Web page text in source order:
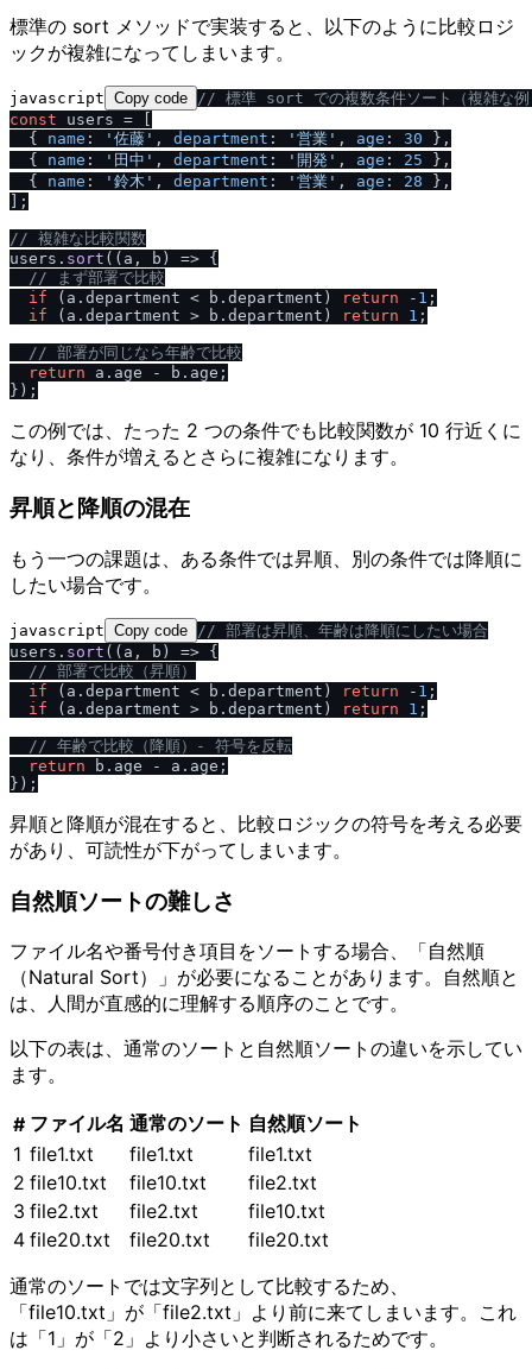
標準の sort メソッドで実装すると、以下のように比較ロジ
ックが複雑になってしまいます。
javascript Copy code // 標準 sort での複数条件ソート（複雑な例
const users = [
  {
name : '佐藤' , department : '営業' , age : 30 },
  {
name : '田中' , department : '開発' , age : 25 },
  {
name : '鈴木' , department : '営業' , age : 28 },
];
// 複雑な比較関数
users. sort ( ( a, b ) => {
// まず部署で比較
if (a. department < b. department ) return - 1 ;
if (a. department > b. department ) return 1 ;
// 部署が同じなら年齢で比較
return a. age - b. age ;
この例では、たった 2 つの条件でも比較関数が 10 行近くに
なり、条件が増えるとさらに複雑になります。
昇順と降順の混在
もう一つの課題は、ある条件では昇順、別の条件では降順に
したい場合です。
javascript Copy code / / 部署は昇順、年齢は降順にしたい場合
users. sort ( ( a, b ) => {
/ / 部署で比較（昇順）
if (a. department < b. department ) return - 1 ;
if (a. department > b. department ) return 1 ;
/ / 年齢で比較（降順）- 符号を反転
return b. age - a. age ;
昇順と降順が混在すると、比較ロジックの符号を考える必要
があり、可読性が下がってしまいます。
自然順ソートの難しさ
ファイル名や番号付き項目をソートする場合、「自然順
（Natural Sort）」が必要になることがあります。自然順と
は、人間が直感的に理解する順序のことです。
以下の表は、通常のソートと自然順ソートの違いを示してい
ます。
# ファイル名 通常のソート 自然順ソート
1 file1.txt file1.txt
file1.txt
2 file10.txt file10.txt
file2.txt
3 file2.txt file2.txt
file10.txt
4 file20.txt file20.txt
file20.txt
通常のソートでは文字列として比較するため、
「file10.txt」が「file2.txt」より前に来てしまいます。これ
は「1」が「2」より小さいと判断されるためです。